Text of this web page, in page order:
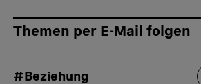
Themen per E-Mail folgen
#Beziehung